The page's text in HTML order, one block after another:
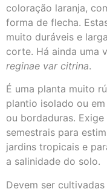
coloração laranja,
forma de flecha.
muito duráveis e
corte. Há ainda uma
reginae var citrina.
É uma planta muito
plantio isolado ou
ou bordaduras.
semestrais para
jardins tropicais e
a salinidade do solo.
Devem ser